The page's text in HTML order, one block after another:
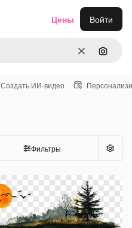
ОчиститьПоиск
Цены Войти
Создать ИИ-видео
Фильтры